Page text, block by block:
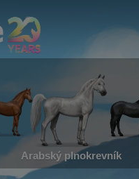
Arabský plnokrevník